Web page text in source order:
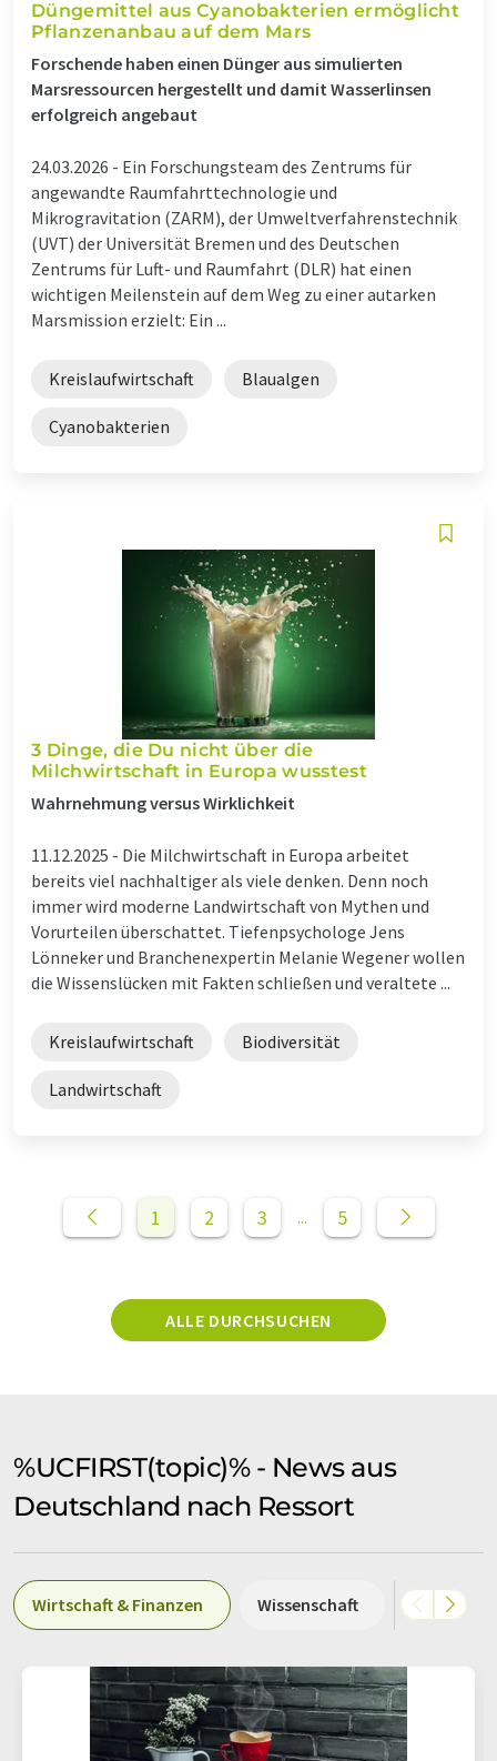
Düngemittel aus Cyanobakterien ermöglicht
Pflanzenanbau auf dem Mars
Forschende haben einen Dünger aus simulierten
Marsressourcen hergestellt und damit Wasserlinsen
erfolgreich angebaut
24.03.2026 - Ein Forschungsteam des Zentrums für
angewandte Raumfahrttechnologie und
Mikrogravitation (ZARM), der Umweltverfahrenstechnik
(UVT) der Universität Bremen und des Deutschen
Zentrums für Luft- und Raumfahrt (DLR) hat einen
wichtigen Meilenstein auf dem Weg zu einer autarken
Marsmission erzielt: Ein ...
Kreislaufwirtschaft Blaualgen
Cyanobakterien
3 Dinge, die Du nicht über die
Milchwirtschaft in Europa wusstest
Wahrnehmung versus Wirklichkeit
11.12.2025 - Die Milchwirtschaft in Europa arbeitet
bereits viel nachhaltiger als viele denken. Denn noch
immer wird moderne Landwirtschaft von Mythen und
Vorurteilen überschattet. Tiefenpsychologe Jens
Lönneker und Branchenexpertin Melanie Wegener wollen
die Wissenslücken mit Fakten schließen und veraltete ...
Kreislaufwirtschaft Biodiversität
Landwirtschaft
1 2 3 ... 5
ALLE DURCHSUCHEN
%UCFIRST(topic)% - News aus
Deutschland nach Ressort
Wirtschaft & Finanzen Wissenschaft